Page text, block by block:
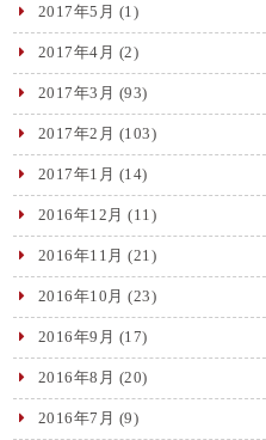
2017年5月 (1)
2017年4月 (2)
2017年3月 (93)
2017年2月 (103)
2017年1月 (14)
2016年12月 (11)
2016年11月 (21)
2016年10月 (23)
2016年9月 (17)
2016年8月 (20)
2016年7月 (9)